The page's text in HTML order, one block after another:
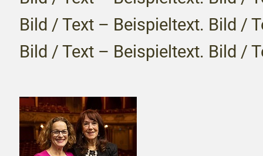
Bild / Text – Beispieltext. Bild /
Bild / Text – Beispieltext. Bild /